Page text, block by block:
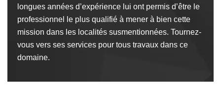
longues années d’expérience lui ont permis d’être le
professionnel le plus qualifié à mener à bien cette
mission dans les localités susmentionnées. Tournez-
vous vers ses services pour tous travaux dans ce
domaine.